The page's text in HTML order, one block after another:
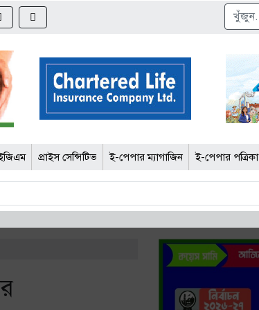
প্রাইস সেন্সিটিভ ই-পেপার ম্যাগাজিন ই-পেপার পত্রিকা
কারাদণ্ড
চার্জশিট